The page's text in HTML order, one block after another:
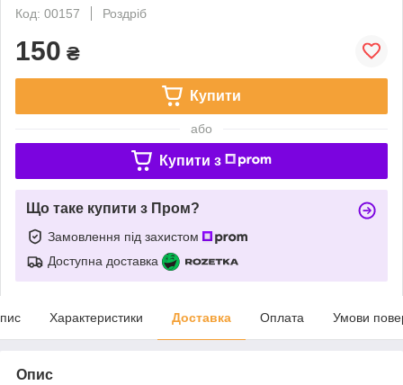
Код: 00157
Роздріб
150 ₴
Купити
або
Купити з
Що таке купити з Пром?
Замовлення під захистом
Доступна доставка
Характеристики Доставка Оплата Умови
Опис